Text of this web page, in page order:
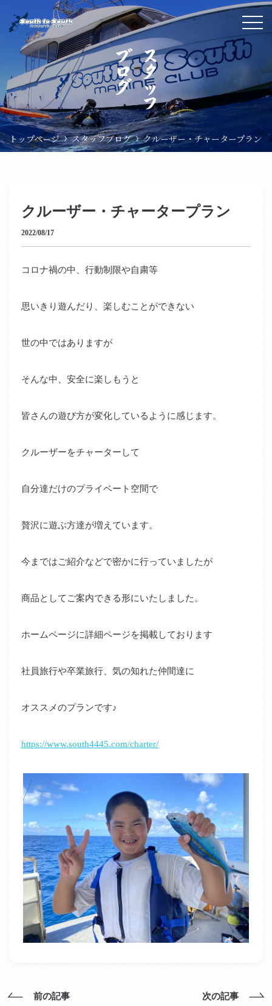
スタ
ッ
フ
ブログ
トップページ スタッフブログ クルーザー・チャータープラン
クルーザー・チャータープラン
2022/08/17
コロナ禍の中、行動制限や自粛等
思いきり遊んだり、楽しむことができない
世の中ではありますが
そんな中、安全に楽しもうと
皆さんの遊び方が変化しているように感じます。
クルーザーをチャーターして
自分達だけのプライベート空間で
贅沢に遊ぶ方達が増えています。
今まではご紹介などで密かに行っていましたが
商品としてご案内できる形にいたしました。
ホームページに詳細ページを掲載しております
社員旅行や卒業旅行、気の知れた仲間達に
オススメのプランです♪
https://www.south4445.com/charter/
前の記事 次の記事